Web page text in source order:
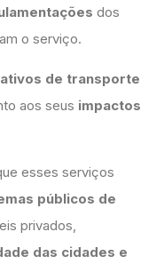
dos
o serviço.
de transporte
aos seus impactos
esses serviços
públicos de
privados,
das cidades e